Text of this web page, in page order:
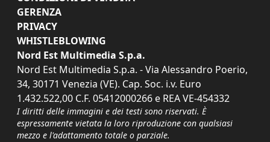
GERENZA
PRIVACY
WHISTLEBLOWING
Nord Est Multimedia S.p.a.
Nord Est Multimedia S.p.a. - Via Alessandro Poerio,
34, 30171 Venezia (VE). Cap. Soc. i.v. Euro
1.432.522,00 C.F. 05412000266 e REA VE-454332
I diritti delle immagini e dei testi sono riservati. È
espressamente vietata la loro riproduzione con qualsiasi
mezzo e l'adattamento totale o parziale.